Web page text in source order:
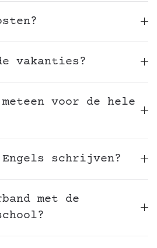
vakanties?
voor de hele
schrijven?
met de